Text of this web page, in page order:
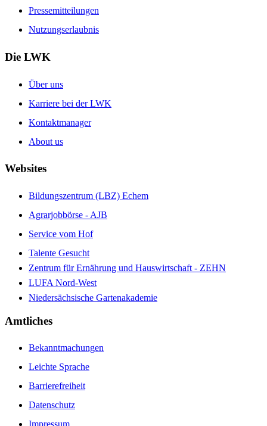
Pressemitteilungen
Nutzungserlaubnis
Die LWK
Über uns
Karriere bei der LWK
Kontaktmanager
About us
Websites
Bildungszentrum (LBZ) Echem
Agrarjobbörse - AJB
Service vom Hof
Talente Gesucht
Zentrum für Ernährung und Hauswirtschaft - ZEHN
LUFA Nord-West
Niedersächsische Gartenakademie
Amtliches
Bekanntmachungen
Leichte Sprache
Barrierefreiheit
Datenschutz